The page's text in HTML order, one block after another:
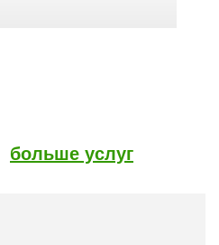
больше услуг